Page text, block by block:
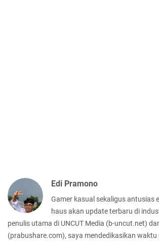
Edi Pramono
Gamer kasual sekaligus antusias
haus akan update terbaru di
penulis utama di UNCUT Media (b-uncut.net)
(prabushare.com), saya mendedikasikan